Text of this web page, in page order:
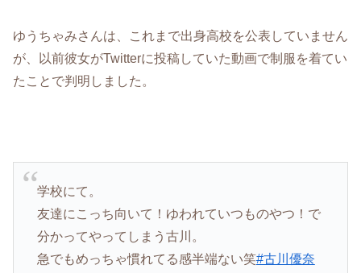
ゆうちゃみさんは、これまで出身高校を公表していません
が、以前彼女がTwitterに投稿していた動画で制服を着てい
たことで判明しました。
学校にて。
友達にこっち向いて！ゆわれていつものやつ！で
分かってやってしまう古川。
急でもめっちゃ慣れてる感半端ない笑#古川優奈